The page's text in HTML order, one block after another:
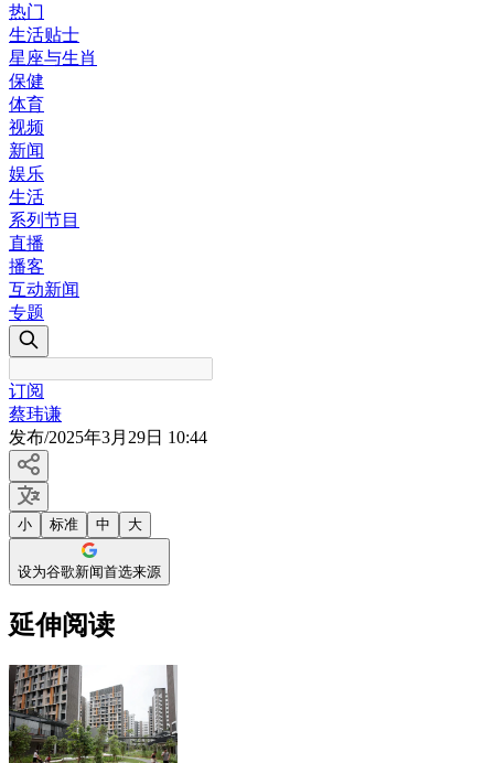
热门
生活贴士
星座与生肖
保健
体育
视频
新闻
娱乐
生活
系列节目
直播
播客
互动新闻
专题
订阅
蔡玮谦
发布/2025年3月29日 10:44
小 标准 中 大
设为谷歌新闻首选来源
延伸阅读